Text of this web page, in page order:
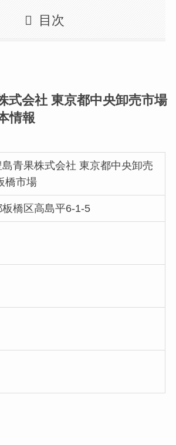
目次
式会社 東京都中央卸売市場
情報
青果株式会社 東京都中央卸売
橋市場
橋区高島平6-1-5